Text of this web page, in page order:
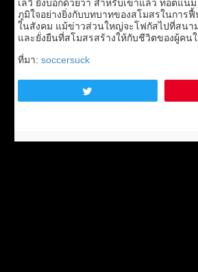
เลวี่ ยังบอกด้วยว่า สำหรับเขาแล้ว ท็อตแ
ภูมิใจอย่างยิ่งกับบทบาทของสโมสรในการ
ในสังคม แม้ข่าวส่วนใหญ่จะโฟกัสไปที่สนา
และยั่งยืนที่สโมสรสร้างให้กับชีวิตของผู้คน
ที่มา: soccersuck